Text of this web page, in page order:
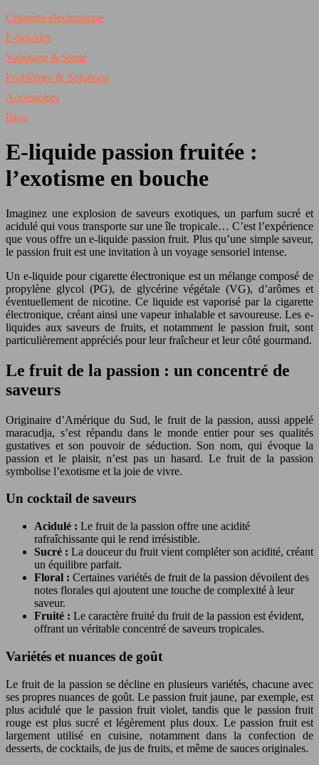
Cigarette électronique
E-liquides
Vapotage & Santé
Problèmes & Solutions
Accessoires
Blog
E-liquide passion fruitée :
l’exotisme en bouche
Imaginez une explosion de saveurs exotiques, un parfum sucré et
acidulé qui vous transporte sur une île tropicale… C’est l’expérience
que vous offre un e-liquide passion fruit. Plus qu’une simple saveur,
le passion fruit est une invitation à un voyage sensoriel intense.
Un e-liquide pour cigarette électronique est un mélange composé de
propylène glycol (PG), de glycérine végétale (VG), d’arômes et
éventuellement de nicotine. Ce liquide est vaporisé par la cigarette
électronique, créant ainsi une vapeur inhalable et savoureuse. Les e-
liquides aux saveurs de fruits, et notamment le passion fruit, sont
particulièrement appréciés pour leur fraîcheur et leur côté gourmand.
Le fruit de la passion : un concentré de
saveurs
Originaire d’Amérique du Sud, le fruit de la passion, aussi appelé
maracudja, s’est répandu dans le monde entier pour ses qualités
gustatives et son pouvoir de séduction. Son nom, qui évoque la
passion et le plaisir, n’est pas un hasard. Le fruit de la passion
symbolise l’exotisme et la joie de vivre.
Un cocktail de saveurs
Acidulé : Le fruit de la passion offre une acidité
rafraîchissante qui le rend irrésistible.
Sucré : La douceur du fruit vient compléter son acidité, créant
un équilibre parfait.
Floral : Certaines variétés de fruit de la passion dévoilent des
notes florales qui ajoutent une touche de complexité à leur
saveur.
Fruité : Le caractère fruité du fruit de la passion est évident,
offrant un véritable concentré de saveurs tropicales.
Variétés et nuances de goût
Le fruit de la passion se décline en plusieurs variétés, chacune avec
ses propres nuances de goût. Le passion fruit jaune, par exemple, est
plus acidulé que le passion fruit violet, tandis que le passion fruit
rouge est plus sucré et légèrement plus doux. Le passion fruit est
largement utilisé en cuisine, notamment dans la confection de
desserts, de cocktails, de jus de fruits, et même de sauces originales.